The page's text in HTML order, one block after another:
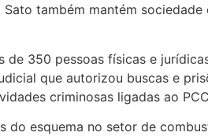
também mantém
350 pessoas físicas e
que autorizou buscas e
criminosas ligadas ao
do esquema no setor de